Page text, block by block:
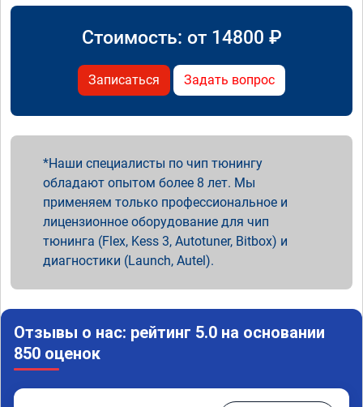
Стоимость: от 14800 ₽
Записаться Задать вопрос
Наши специалисты по чип тюнингу
обладают опытом более 8 лет. Мы
применяем только профессиональное и
лицензионное оборудование для чип
тюнинга (Flex, Kess 3, Autotuner, Bitbox) и
диагностики (Launch, Autel).
Отзывы о нас: рейтинг 5.0 на основании
850 оценок